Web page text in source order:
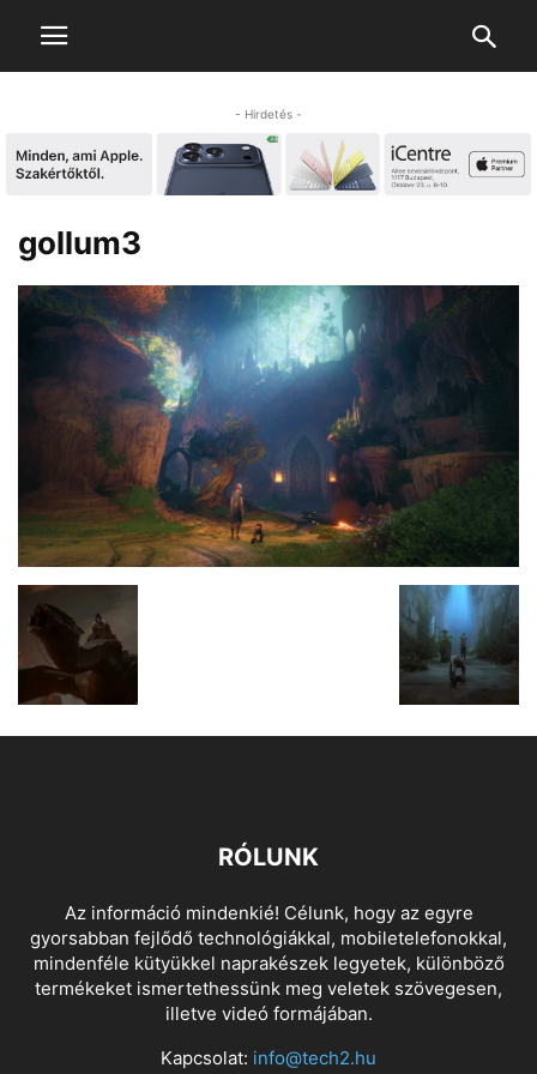
- Hirdetés -
gollum3
RÓLUNK
Az információ mindenkié! Célunk, hogy az egyre
gyorsabban fejlődő technológiákkal, mobiletelefonokkal,
mindenféle kütyükkel naprakészek legyetek, különböző
termékeket ismertethessünk meg veletek szövegesen,
illetve videó formájában.
Kapcsolat: info@tech2.hu